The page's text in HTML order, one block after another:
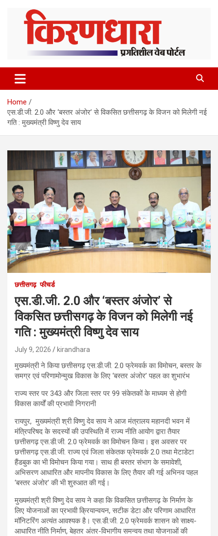
content
Home
एस.डी.जी. 2.0 और ‘बस्तर अंजोर’ से विकसित छत्तीसगढ़ के विजन को मिलेगी नई
गति : मुख्यमंत्री विष्णु देव साय
छत्तीसगढ़ फीचर्ड
एस.डी.जी. 2.0 और ‘बस्तर अंजोर’ से
विकसित छत्तीसगढ़ के विजन को मिलेगी नई
गति : मुख्यमंत्री विष्णु देव साय
July 9, 2026 kirandhara
मुख्यमंत्री ने किया छत्तीसगढ़ एस.डी.जी. 2.0 फ्रेमवर्क का विमोचन, बस्तर के
समग्र एवं परिणामोन्मुख विकास के लिए ‘बस्तर अंजोर’ पहल का शुभारंभ
राज्य स्तर पर 343 और जिला स्तर पर 99 संकेतकों के माध्यम से होगी
विकास कार्यों की प्रभावी निगरानी
रायपुर, मुख्यमंत्री श्री विष्णु देव साय ने आज मंत्रालय महानदी भवन में
मंत्रिपरिषद के सदस्यों की उपस्थिति में राज्य नीति आयोग द्वारा तैयार
छत्तीसगढ़ एस.डी.जी. 2.0 फ्रेमवर्क का विमोचन किया। इस अवसर पर
छत्तीसगढ़ एस.डी.जी. राज्य एवं जिला संकेतक फ्रेमवर्क 2.0 तथा मेटाडेटा
हैंडबुक का भी विमोचन किया गया। साथ ही बस्तर संभाग के समावेशी,
अभिसरण आधारित और मापनीय विकास के लिए तैयार की गई अभिनव पहल
‘बस्तर अंजोर’ की भी शुरुआत की गई।
मुख्यमंत्री श्री विष्णु देव साय ने कहा कि विकसित छत्तीसगढ़ के निर्माण के
लिए योजनाओं का प्रभावी क्रियान्वयन, सटीक डेटा और परिणाम आधारित
मॉनिटरिंग अत्यंत आवश्यक है। एस.डी.जी. 2.0 फ्रेमवर्क शासन को साक्ष्य-
आधारित नीति निर्माण, बेहतर अंतर-विभागीय समन्वय तथा योजनाओं की